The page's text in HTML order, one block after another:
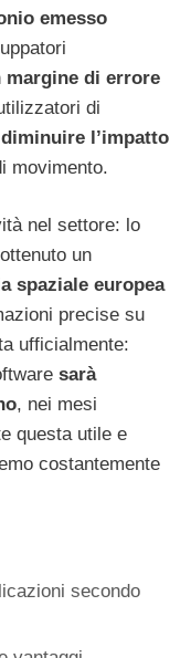
emesso
margine di errore
di
diminuire l’impatto
movimento.
nel settore: lo
un
spaziale europea
precise su
ufficialmente:
sarà
, nei mesi
questa utile e
costantemente
secondo